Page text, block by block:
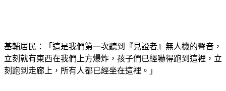
基輔居民：「這是我們第一次聽到『見證者』無人機的聲音，
立刻就有東西在我們上方爆炸，孩子們已經嚇得跑到這裡，立
刻跑到走廊上，所有人都已經坐在這裡。」